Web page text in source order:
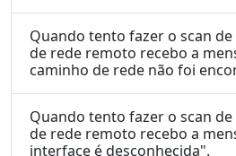
Quando tento fazer o scan
de rede remoto recebo a
caminho de rede não foi
Quando tento fazer o scan
de rede remoto recebo a
interface é desconhecida".